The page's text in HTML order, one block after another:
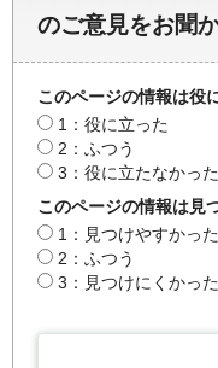
のご意見をお聞
このページの情報は役
1：役に立った
2：ふつう
3：役に立たなかった
このページの情報は見
1：見つけやすかった
2：ふつう
3：見つけにくかった